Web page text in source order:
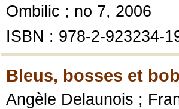
Ombilic ; no 7, 2006
ISBN : 978-2-923234-
Bleus, bosses et
Angèle Delaunois ;